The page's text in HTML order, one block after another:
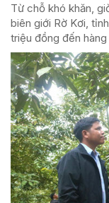
Từ chỗ khó khăn,
biên giới Rờ Kơi,
triệu đồng đến